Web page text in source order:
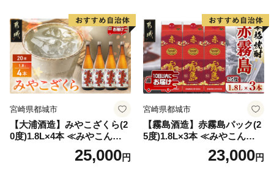
宮崎県都城市
【大浦酒造】みやこざくら(2
0度)1.8L×4本 ≪みやこんじょ
特急便≫_AD-077125,000円
宮崎県都城市
【霧島酒造】赤霧島パック(2
5度)1.8L×3本 ≪みやこんじょ
特急便≫_23-07-K03P-1800-3
23,000円